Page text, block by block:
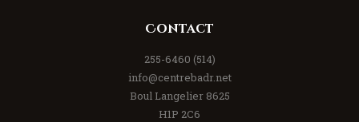
Contact
(514) 255-6460
info@centrebadr.net
8625 Boul Langelier
H1P 2C6